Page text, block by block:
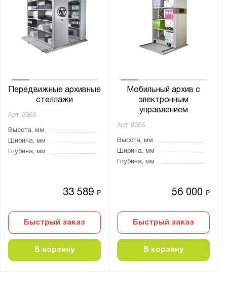
Передвижные архивные
стеллажи
Арт. 3966
Высота, мм
Ширина, мм
Глубина, мм
33 589₽
Быстрый заказ
В корзину
Мобильный архив с
электронным
управлением
Арт. 8286
Высота, мм
Ширина, мм
Глубина, мм
56 000₽
Быстрый заказ
В корзину
Показать Сбросить